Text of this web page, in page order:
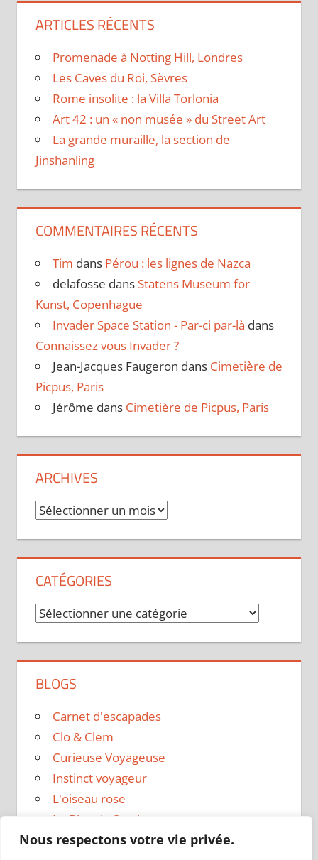
Nous respectons votre vie privée.
ARTICLES RÉCENTS
Promenade à Notting Hill, Londres
Les Caves du Roi, Sèvres
Rome insolite : la Villa Torlonia
Art 42 : un « non musée » du Street Art
La grande muraille, la section de
Jinshanling
COMMENTAIRES RÉCENTS
Tim dans Pérou : les lignes de Nazca
delafosse dans Statens Museum for
Kunst, Copenhague
Invader Space Station - Par-ci par-là dans
Connaissez vous Invader ?
Jean-Jacques Faugeron dans Cimetière de
Picpus, Paris
Jérôme dans Cimetière de Picpus, Paris
ARCHIVES
Archives
CATÉGORIES
Catégories
BLOGS
Carnet d'escapades
Clo & Clem
Curieuse Voyageuse
Instinct voyageur
L'oiseau rose
Le Blog de Sarah
Le sac a dos